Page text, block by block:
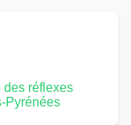
des réflexes
Pyrénées